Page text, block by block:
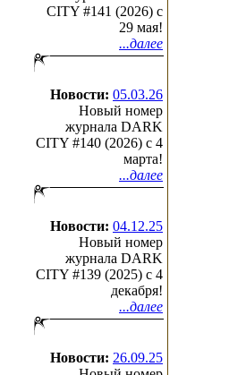
CITY #141 (2026) c
29 мая!
...далее
Новости: 05.03.26
Новый номер
журнала DARK
CITY #140 (2026) c 4
марта!
...далее
Новости: 04.12.25
Новый номер
журнала DARK
CITY #139 (2025) c 4
декабря!
...далее
Новости: 26.09.25